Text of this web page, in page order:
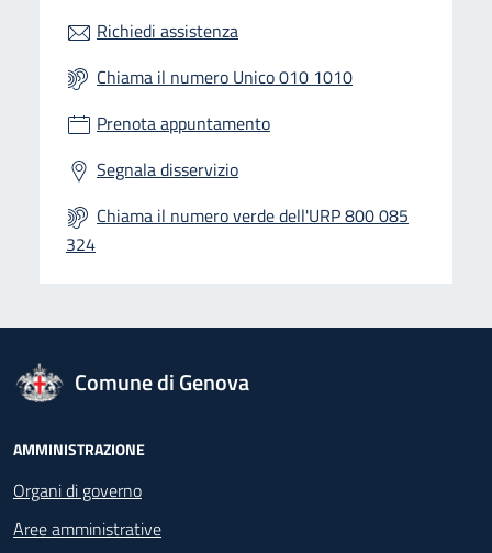
Richiedi assistenza
Chiama il numero Unico 010 1010
Prenota appuntamento
Segnala disservizio
Chiama il numero verde dell'URP 800 085
324
logo Unione Europea
Comune di Genova
Footer - Navigazione
AMMINISTRAZIONE
Organi di governo
Aree amministrative